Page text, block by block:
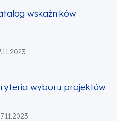
obligatoryjnych
wskaźników
projektówwyboru projektów